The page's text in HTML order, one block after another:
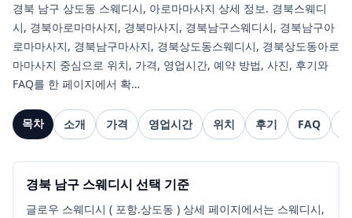
경북 남구 상도동 스웨디시, 아로마마사지 상세 정보. 경북스웨디
시, 경북아로마마사지, 경북마사지, 경북남구스웨디시, 경북남구아
로마마사지, 경북남구마사지, 경북상도동스웨디시, 경북상도동아로
마마사지 중심으로 위치, 가격, 영업시간, 예약 방법, 사진, 후기와
FAQ를 한 페이지에서 확…
목차 소개 가격 영업시간 위치 후기 FAQ
경북 남구 스웨디시 선택 기준
글로우 스웨디시 ( 포항.상도동 ) 상세 페이지에서는 스웨디시,